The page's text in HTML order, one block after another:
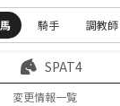
騎手 調教師
SPAT4
変更情報一覧